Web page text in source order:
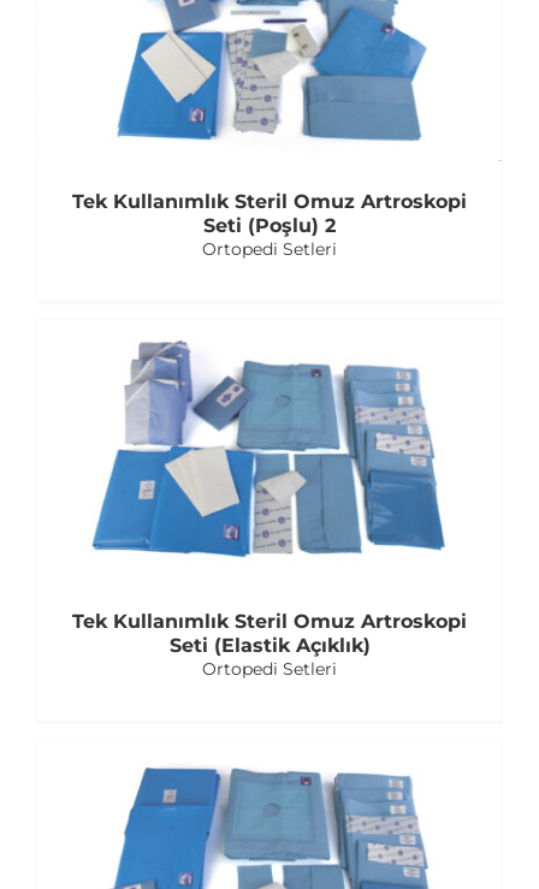
Tek Kullanımlık Steril Omuz Artroskopi
Seti (Poşlu) 2
Ortopedi Setleri
Tek Kullanımlık Steril Omuz Artroskopi
Seti (Elastik Açıklık)
Ortopedi Setleri